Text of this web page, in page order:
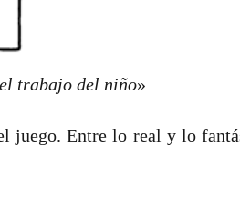
trabajo del niño»
juego. Entre lo real y lo